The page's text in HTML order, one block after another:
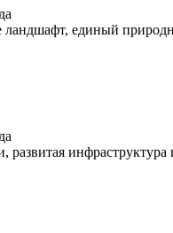
единый
развитая